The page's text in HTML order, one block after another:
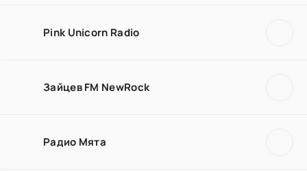
Pink Unicorn Radio
Зайцев FM NewRock
Радио Мята